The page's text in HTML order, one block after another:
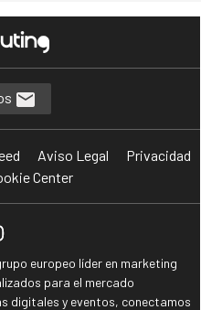
Aviso Legal
Privacidad
Center
europeo líder en marketing
para el mercado
digitales y eventos, conectamos